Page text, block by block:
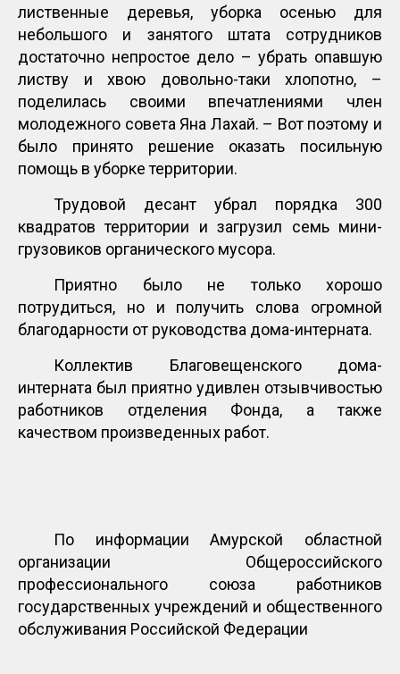
лиственные деревья, уборка осенью для
небольшого и занятого штата сотрудников
достаточно непростое дело – убрать опавшую
листву и хвою довольно-таки хлопотно, –
поделилась своими впечатлениями член
молодежного совета Яна Лахай. – Вот поэтому и
было принято решение оказать посильную
помощь в уборке территории.
Трудовой десант убрал порядка 300
квадратов территории и загрузил семь мини-
грузовиков органического мусора.
Приятно было не только хорошо
потрудиться, но и получить слова огромной
благодарности от руководства дома-интерната.
Коллектив Благовещенского дома-
интерната был приятно удивлен отзывчивостью
работников отделения Фонда, а также
качеством произведенных работ.
По информации Амурской областной
организации Общероссийского
профессионального союза работников
государственных учреждений и общественного
обслуживания Российской Федерации